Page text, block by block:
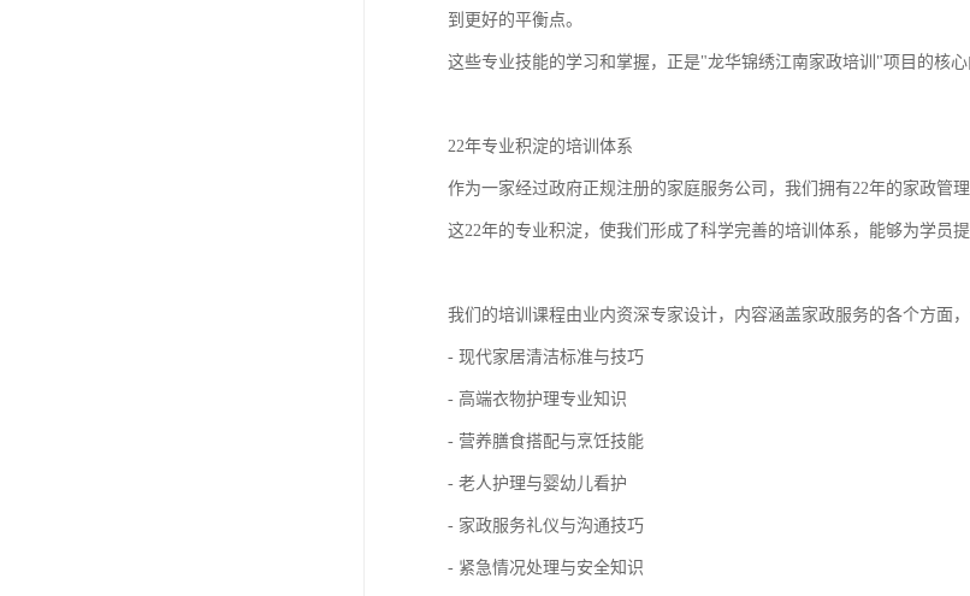
到更好的平衡点。
这些专业技能的学习和掌握，正是"龙华锦绣江南家政培训"项目的核心
22年专业积淀的培训体系
作为一家经过政府正规注册的家庭服务公司，我们拥有22年的家政管
这22年的专业积淀，使我们形成了科学完善的培训体系，能够为学员
我们的培训课程由业内资深专家设计，内容涵盖家政服务的各个方面，
- 现代家居清洁标准与技巧
- 高端衣物护理专业知识
- 营养膳食搭配与烹饪技能
- 老人护理与婴幼儿看护
- 家政服务礼仪与沟通技巧
- 紧急情况处理与安全知识